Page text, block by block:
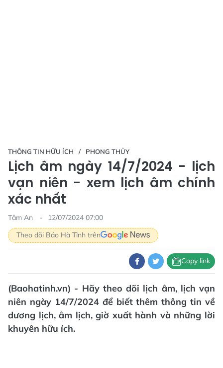
THÔNG TIN HỮU ÍCH PHONG THỦY
Lịch âm ngày 14/7/2024 - lịch
vạn niên - xem lịch âm chính
xác nhất
Tâm An
12/07/2024 07:00
Theo dõi Báo Hà Tĩnh trên
Copy link
(Baohatinh.vn) - Hãy theo dõi lịch âm, lịch vạn
niên ngày 14/7/2024 để biết thêm thông tin về
dương lịch, âm lịch, giờ xuất hành và những lời
khuyên hữu ích.